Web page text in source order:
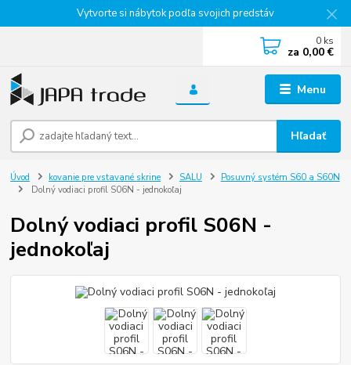
Vytvorte si nábytok podľa svojich predstáv
Menu
Hľadať
0 ks
za 0,00 €
Úvod kovanie pre vstavané skrine SALU
Posuvný systém S60 a S60N
Dolný vodiaci profil S06N - jednokoľaj
Dolný vodiaci profil S06N -
jednokoľaj